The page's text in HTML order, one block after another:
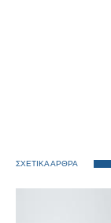
ΣΧΕΤΙΚΑ ΑΡΘΡΑ